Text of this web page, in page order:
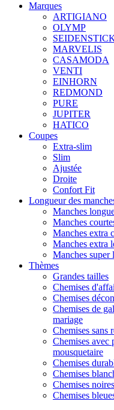
Marques
ARTIGIANO
OLYMP
MARVELIS
CASAMODA
VENTI
EINHORN
REDMOND
PURE
JUPITER
HATICO
Coupes
Extra-slim
Slim
Ajustée
Droite
Confort Fit
Longueur des
Manches
Manches
Manches extra
Manches extra
Manches super
Thèmes
Grandes tailles
Chemises
Chemises
Chemises de
mariage
Chemises sans
Chemises avec
mousquetaire
Chemises
Chemises
Chemises noires
Chemises